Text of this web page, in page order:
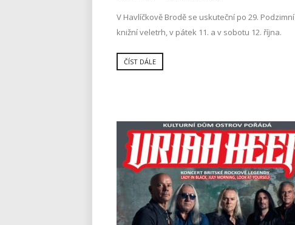
V Havlíčkově Brodě se uskuteční po 29. Podzimní
knižní veletrh, v pátek 11. a v sobotu 12. října.
ČÍST DÁLE